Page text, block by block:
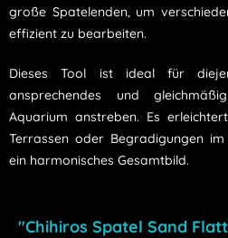
große Spatelenden, um
effizient zu bearbeiten.
Dieses Tool ist ideal für
ansprechendes und
Aquarium anstreben. Es
Terrassen oder Begradigungen
ein harmonisches Gesamtbild.
"Chihiros Spatel Sand